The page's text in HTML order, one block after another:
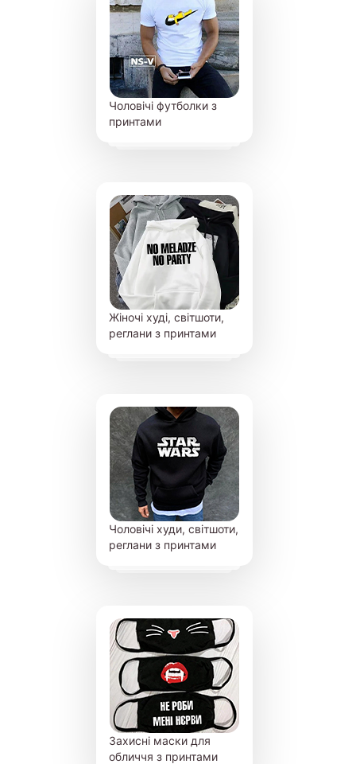
Чоловічі футболки з
принтами
Жіночі худі, світшоти,
реглани з принтами
Чоловічі худи, світшоти,
реглани з принтами
Захисні маски для
обличчя з принтами